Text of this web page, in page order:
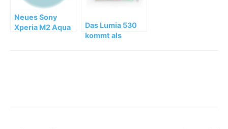
Neues Sony
Xperia M2 Aqua
Das Lumia 530
kommt als